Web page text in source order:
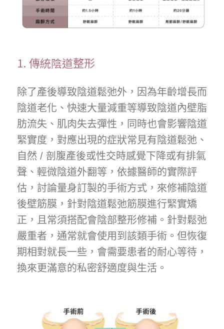
1. 傳統陰道整形
除了產後導致陰道鬆弛外，因為年齡增長而
陰道老化、快速大量減重等導致陰道內壁脂
肪流失、肌肉失去彈性，同時也會影響陰道
緊實度，對應出現的症狀常見有陰道鬆弛、
自然 / 剖腹產後或性交時感覺下降或有排氣
聲、輕微陰道外翻等，依據醫師的實際評
估，討論量身訂製的手術方式，來修補陰道
後壁筋膜，針對陰道鬆弛筋膜進行緊實矯
正，且常須搭配會陰部整形修補。針對鬆弛
嚴重者，通常就會使用到該類手術。但恢復
期相對就長一些，會需要患者的耐心等待，
換來更滿意的私密舒適度與生活。